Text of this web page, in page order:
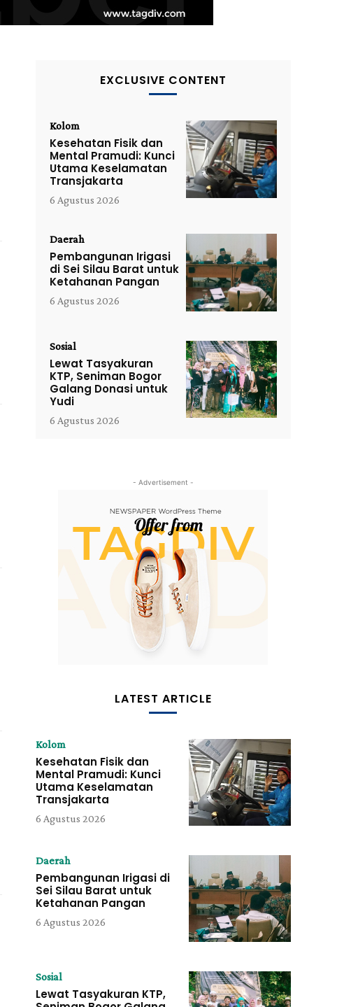
EXCLUSIVE CONTENT
Kolom
Kesehatan Fisik dan
Mental Pramudi: Kunci
Utama Keselamatan
Transjakarta
6 Agustus 2026
Daerah
Pembangunan Irigasi
di Sei Silau Barat untuk
Ketahanan Pangan
6 Agustus 2026
Sosial
Lewat Tasyakuran
KTP, Seniman Bogor
Galang Donasi untuk
Yudi
6 Agustus 2026
- Advertisement -
LATEST ARTICLE
Kolom
Kesehatan Fisik dan
Mental Pramudi: Kunci
Utama Keselamatan
Transjakarta
6 Agustus 2026
Daerah
Pembangunan Irigasi di
Sei Silau Barat untuk
Ketahanan Pangan
6 Agustus 2026
Sosial
Lewat Tasyakuran KTP,